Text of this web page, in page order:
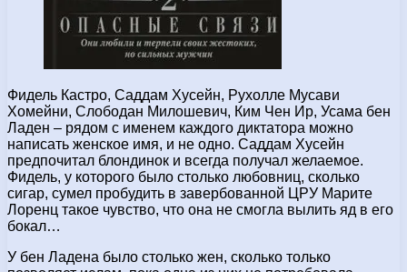
Фидель Кастро, Саддам Хусейн, Рухолле Мусави
Хомейни, Слободан Милошевич, Ким Чен Ир, Усама бен
Ладен – рядом с именем каждого диктатора можно
написать женское имя, и не одно. Саддам Хусейн
предпочитал блондинок и всегда получал желаемое.
Фидель, у которого было столько любовниц, сколько
сигар, сумел пробудить в завербованной ЦРУ Марите
Лоренц такое чувство, что она не смогла вылить яд в его
бокал…
У бен Ладена было столько жен, сколько только